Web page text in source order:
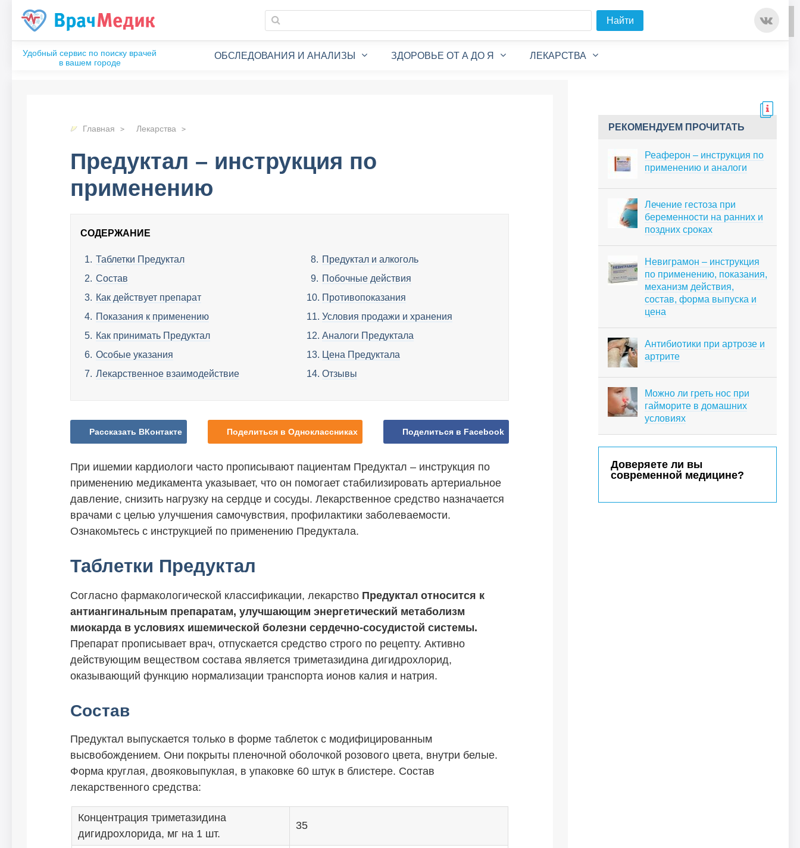
Найти
ОБСЛЕДОВАНИЯ И АНАЛИЗЫ ЗДОРОВЬЕ ОТ А ДО Я ЛЕКАРСТВА
Главная Лекарства
Предуктал – инструкция по
применению
СОДЕРЖАНИЕ
Таблетки Предуктал
Состав
Как действует препарат
Показания к применению
Как принимать Предуктал
Особые указания
Лекарственное взаимодействие
Предуктал и алкоголь
Побочные действия
Противопоказания
Условия продажи и хранения
Аналоги Предуктала
Цена Предуктала
Отзывы
Рассказать ВКонтакте Поделиться в Одноклассниках Поделиться в Facebook
При ишемии кардиологи часто прописывают пациентам Предуктал – инструкция по
применению медикамента указывает, что он помогает стабилизировать артериальное
давление, снизить нагрузку на сердце и сосуды. Лекарственное средство назначается
врачами с целью улучшения самочувствия, профилактики заболеваемости.
Ознакомьтесь с инструкцией по применению Предуктала.
Таблетки Предуктал
Согласно фармакологической классификации, лекарство Предуктал относится к
антиангинальным препаратам, улучшающим энергетический метаболизм
миокарда в условиях ишемической болезни сердечно-сосудистой системы.
Препарат прописывает врач, отпускается средство строго по рецепту. Активно
действующим веществом состава является триметазидина дигидрохлорид,
оказывающий функцию нормализации транспорта ионов калия и натрия.
Состав
Предуктал выпускается только в форме таблеток с модифицированным
высвобождением. Они покрыты пленочной оболочкой розового цвета, внутри белые.
Форма круглая, двояковыпуклая, в упаковке 60 штук в блистере. Состав
лекарственного средства:
Концентрация триметазидина
дигидрохлорида, мг на 1 шт.
35
РЕКОМЕНДУЕМ ПРОЧИТАТЬ
Реаферон – инструкция по
применению и аналоги
Лечение гестоза при
беременности на ранних и
поздних сроках
Невиграмон – инструкция
по применению, показания,
механизм действия,
состав, форма выпуска и
цена
Антибиотики при артрозе и
артрите
Можно ли греть нос при
гайморите в домашних
условиях
Доверяете ли вы
современной медицине?